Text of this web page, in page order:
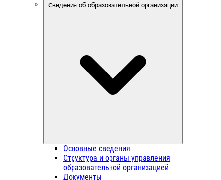
Сведения об образовательной организации
Основные сведения
Структура и органы управления
образовательной организацией
Документы